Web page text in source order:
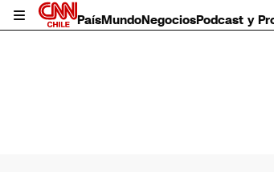
PaísMundoNegociosPodcast y